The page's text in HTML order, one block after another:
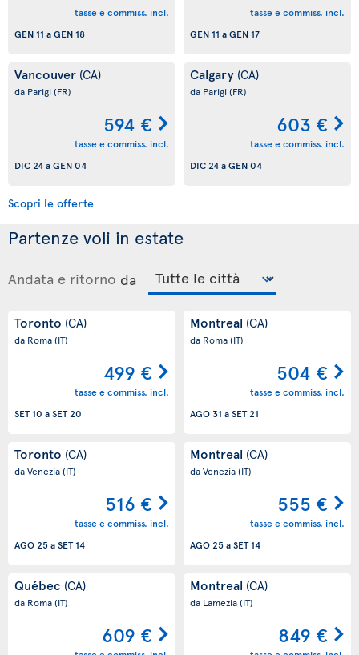
tasse e commiss. incl.
GEN 11 aGEN 18
tasse e commiss. incl.
GEN 11 aGEN 17
Vancouver (CA)
da Parigi(FR)
594 €
tasse e commiss. incl.
DIC 24aGEN 04
Calgary (CA)
da Parigi(FR)
603 €
tasse e commiss. incl.
DIC 24aGEN 04
Scopri le offerte
Partenze voli in estate
Andata e ritorno da
Toronto (CA)
da Roma(IT)
499 €
tasse e commiss. incl.
SET 10 aSET 20
Montreal (CA)
da Roma(IT)
504 €
tasse e commiss. incl.
AGO 31 aSET 21
Toronto (CA)
da Venezia(IT)
516 €
tasse e commiss. incl.
AGO 25aSET 14
Montreal (CA)
da Venezia(IT)
555 €
tasse e commiss. incl.
AGO 25aSET 14
Québec (CA)
da Roma(IT)
609 €
Montreal (CA)
da Lamezia(IT)
849 €